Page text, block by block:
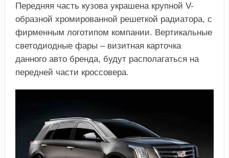
Передняя часть кузова украшена крупной V-
образной хромированной решеткой радиатора, с
фирменным логотипом компании. Вертикальные
светодиодные фары – визитная карточка
данного авто бренда, будут располагаться на
передней части кроссовера.